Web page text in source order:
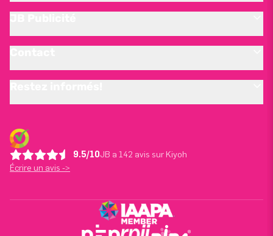
9.5/10JB a 142 avis sur Kiyoh
Écrire un avis ->